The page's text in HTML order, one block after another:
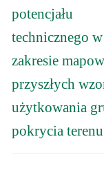
potencjału
technicznego w
zakresie
przyszłych
użytkowania
pokrycia